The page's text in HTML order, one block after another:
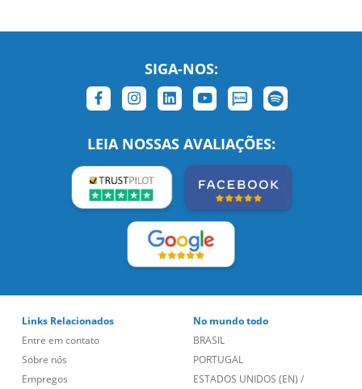
SIGA-NOS:
LEIA NOSSAS AVALIAÇÕES:
Links Relacionados
Entre em contato
Sobre nós
Empregos
No mundo todo
BRASIL
PORTUGAL
ESTADOS UNIDOS (EN) /